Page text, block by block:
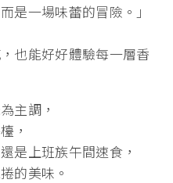
是一場味蕾的冒險。」
也能好好體驗每一層香
主調，
，
是上班族午間速食，
的美味。